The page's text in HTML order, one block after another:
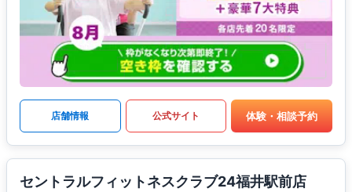
店舗情報 公式サイト 体験・相談予約
セントラルフィットネスクラブ24福井駅前店